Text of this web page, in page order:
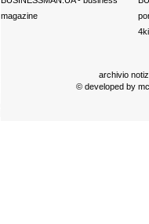
magazine
archivio
© developed by